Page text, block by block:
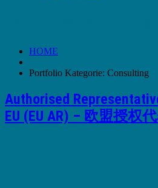
HOME
Portfolio Kategorie: Consulting
Authorised
EU (EU AR) – 欧盟授权